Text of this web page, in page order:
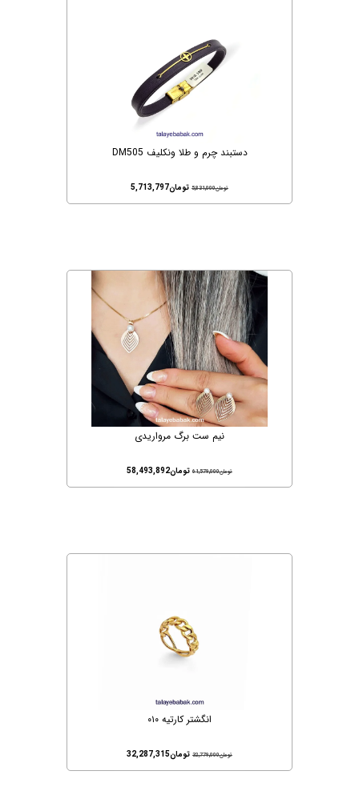
دستبند چرم و طلا ونکلیف DM505
تومان5,831,000 تومان5,713,797
نیم ست برگ مرواریدی
تومان61,579,000 تومان58,493,892
انگشتر کارتیه ۰۱۰
تومان32,779,000 تومان32,287,315